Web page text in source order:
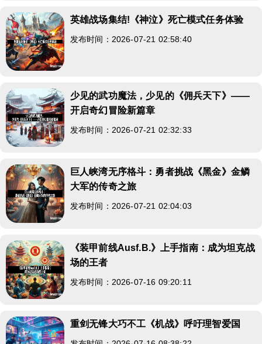
英雄战场集结!《神泣》死亡模式任务体验
发布时间：2026-07-21 02:58:40
少见的武功魔法，少见的《佣兵天下》——
开启奇幻冒险新篇章
发布时间：2026-07-21 02:32:33
巨人峡湾无序格斗：勇者挑战《黑金》金鳞
大军的传奇之旅
发布时间：2026-07-21 02:04:03
《装甲前线Ausf.B.》上手指南：成为坦克战
场的王者
发布时间：2026-07-16 09:20:11
重剑无锋大巧不工《机战》呼吁理智爱国